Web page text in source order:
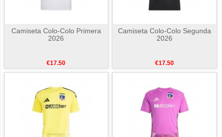
Camiseta Colo-Colo Primera
2026
€17.50
Camiseta Colo-Colo Segunda
2026
€17.50